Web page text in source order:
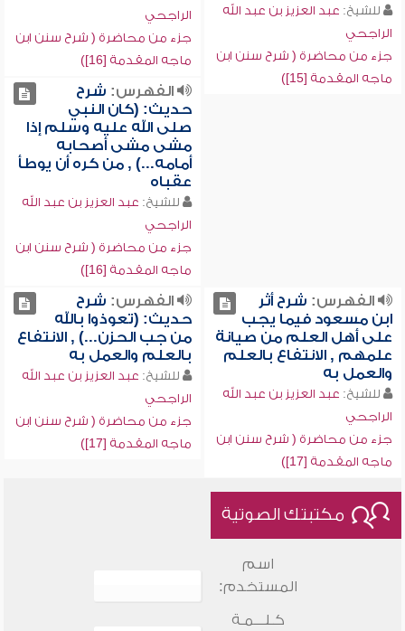
للشيخ: عبد العزيز بن عبد الله
الراجحي
جزء من محاضرة ( شرح سنن ابن
ماجه المقدمة [15])
الراجحي
جزء من محاضرة ( شرح سنن ابن
ماجه المقدمة [16])
الفهرس: شرح
حديث: (كان النبي
صلى الله عليه وسلم إذا
مشى مشى أصحابه
أمامه...) , من كره أن يوطأ
عقباه
للشيخ: عبد العزيز بن عبد الله
الراجحي
جزء من محاضرة ( شرح سنن ابن
ماجه المقدمة [16])
الفهرس: شرح أثر
ابن مسعود فيما يجب
على أهل العلم من صيانة
علمهم , الانتفاع بالعلم
والعمل به
للشيخ: عبد العزيز بن عبد الله
الراجحي
جزء من محاضرة ( شرح سنن ابن
ماجه المقدمة [17])
الفهرس: شرح
حديث: (تعوذوا بالله
من جب الحزن...) , الانتفاع
بالعلم والعمل به
للشيخ: عبد العزيز بن عبد الله
الراجحي
جزء من محاضرة ( شرح سنن ابن
ماجه المقدمة [17])
مكتبتك الصوتية
اسم
المستخدم:
كـلـــمـة